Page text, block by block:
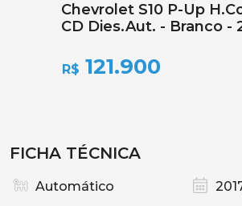
Chevrolet S10 P-Up
CD Dies.Aut. - Branco -
R$ 121.900
FICHA TÉCNICA
Automático